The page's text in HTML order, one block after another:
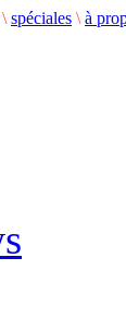
\ spéciales \ à